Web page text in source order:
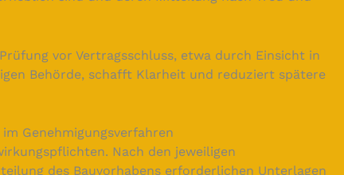
vor Vertragsschluss, etwa durch Einsicht in
Behörde, schafft Klarheit und reduziert spätere
Genehmigungsverfahren
Nach den jeweiligen
des Bauvorhabens erforderlichen Unterlagen